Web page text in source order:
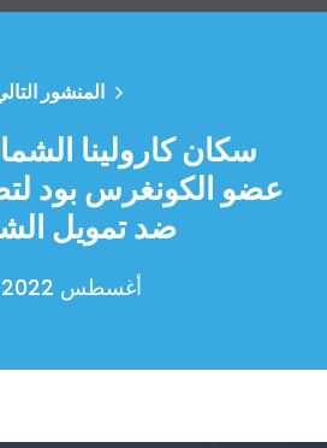
الصحافة
الإجراء
Vote
تبرع
المنشور
سكان كارولينا
عضو الكونغرس بود
ضد تمويل
12 أغسطس 2022